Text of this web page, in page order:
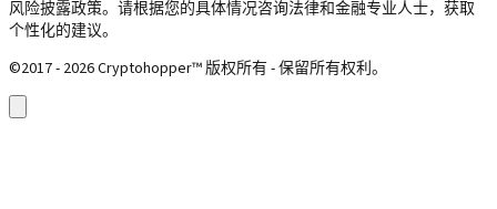
风险披露政策。请根据您的具体情况咨询法律和金融专业人士，获取
个性化的建议。
©2017 - 2026 Cryptohopper™ 版权所有 - 保留所有权利。